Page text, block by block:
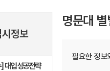
시정보
대입 성공전략
명문대
필요한 정보